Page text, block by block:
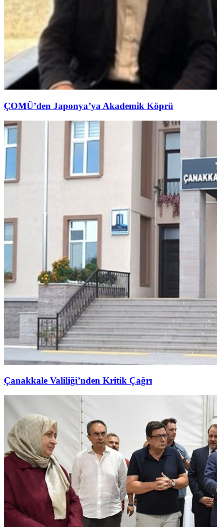
ÇOMÜ’den Japonya’ya Akademik Köprü
Çanakkale Valiliği’nden Kritik Çağrı